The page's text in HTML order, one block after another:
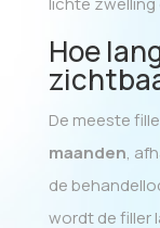
Hoe
De meeste
maanden,
de
wordt de filler